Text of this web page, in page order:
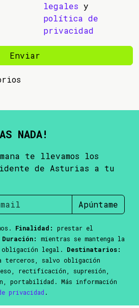
legales y
política de
privacidad
Enviar
NADA!
te llevamos los
de Asturias a tu
Apúntame
Finalidad:
prestar el
Duración:
mientras se mantenga la
legal. Destinatarios:
terceros, salvo obligación
rectificación, supresión,
portabilidad. Más información
privacidad .